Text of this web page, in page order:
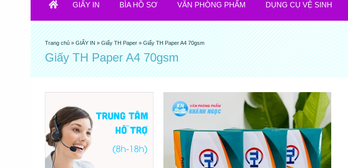
GIẤY IN BÌA HỒ SƠ VĂN PHÒNG PHẨM DỤNG CỤ VỆ SINH
Trang chủ»GIẤY IN »Giấy TH Paper »Giấy TH Paper A4 70gsm
Giấy TH Paper A4 70gsm